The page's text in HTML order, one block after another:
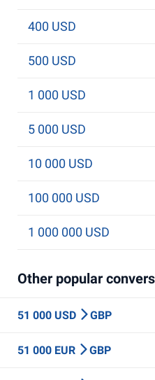
400 USD
500 USD
1 000 USD
5 000 USD
10 000 USD
100 000 USD
1 000 000 USD
Other popular
51 000 USD GBP
51 000 EUR GBP